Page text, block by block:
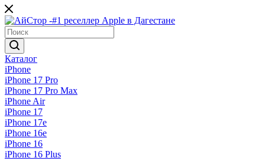
Каталог
iPhone
iPhone 17 Pro
iPhone 17 Pro Max
iPhone Air
iPhone 17
iPhone 17e
iPhone 16e
iPhone 16
iPhone 16 Plus